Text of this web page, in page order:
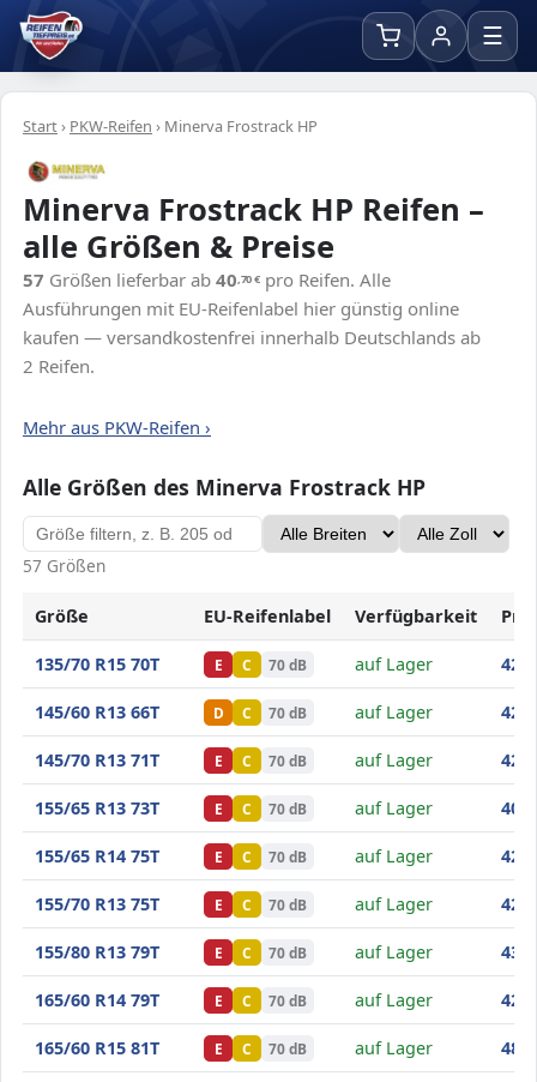
☰
Start› PKW-Reifen › Minerva Frostrack HP
Minerva Frostrack HP Reifen –
alle Größen & Preise
57 Größen lieferbar ab 40,70€ pro Reifen. Alle
Ausführungen mit EU-Reifenlabel hier günstig online
kaufen — versandkostenfrei innerhalb Deutschlands ab
2 Reifen.
Mehr aus PKW-Reifen ›
Alle Größen des Minerva Frostrack HP
57 Größen
Größe EU-Reifenlabel Verfügbarkeit
Minerva Frostrack HP
135/70 R15 70T E C 70 dB auf Lager 42
Minerva Frostrack HP
145/60 R13 66T D C 70 dB auf Lager 42
Minerva Frostrack HP
145/70 R13 71T E C 70 dB auf Lager 42
Minerva Frostrack HP
155/65 R13 73T E C 70 dB auf Lager 40
Minerva Frostrack HP
155/65 R14 75T E C 70 dB auf Lager 42
Minerva Frostrack HP
155/70 R13 75T E C 70 dB auf Lager 42
Minerva Frostrack HP
155/80 R13 79T E C 70 dB auf Lager 43
Minerva Frostrack HP
165/60 R14 79T E C 70 dB auf Lager 42
Minerva Frostrack HP
165/60 R15 81T E C 70 dB auf Lager 48